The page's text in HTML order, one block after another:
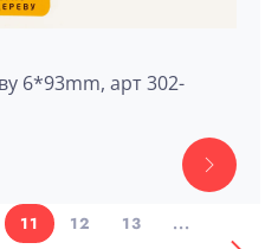
6*93mm, арт 302-
11 12 13
...